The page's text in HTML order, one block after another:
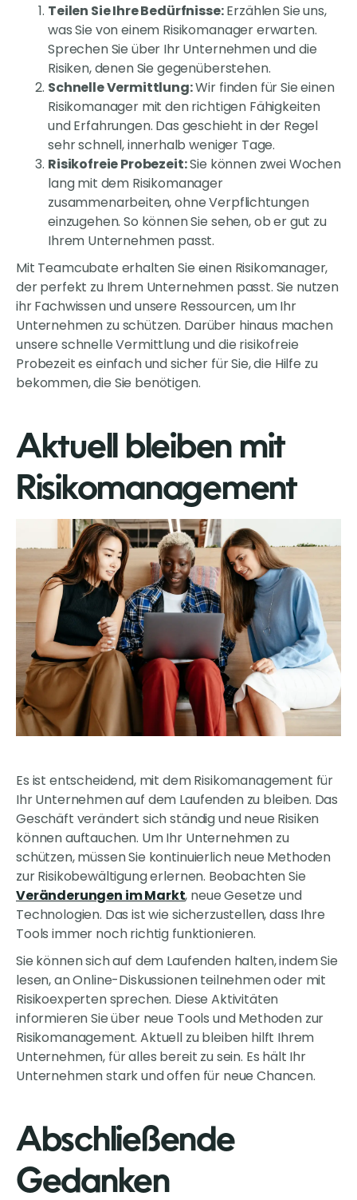
Teilen Sie Ihre Bedürfnisse:Erzählen Sie uns,
was Sie von einem Risikomanager erwarten.
Sprechen Sie über Ihr Unternehmen und die
Risiken, denen Sie gegenüberstehen.
Schnelle Vermittlung:Wir finden für Sie einen
Risikomanager mit den richtigen Fähigkeiten
und Erfahrungen. Das geschieht in der Regel
sehr schnell, innerhalb weniger Tage.
Risikofreie Probezeit:Sie können zwei Wochen
lang mit dem Risikomanager
zusammenarbeiten, ohne Verpflichtungen
einzugehen. So können Sie sehen, ob er gut zu
Ihrem Unternehmen passt.
Mit Teamcubate erhalten Sie einen Risikomanager,
der perfekt zu Ihrem Unternehmen passt. Sie nutzen
ihr Fachwissen und unsere Ressourcen, um Ihr
Unternehmen zu schützen. Darüber hinaus machen
unsere schnelle Vermittlung und die risikofreie
Probezeit es einfach und sicher für Sie, die Hilfe zu
bekommen, die Sie benötigen.
Aktuell bleiben mit
Risikomanagement
Es ist entscheidend, mit dem Risikomanagement für
Ihr Unternehmen auf dem Laufenden zu bleiben. Das
Geschäft verändert sich ständig und neue Risiken
können auftauchen. Um Ihr Unternehmen zu
schützen, müssen Sie kontinuierlich neue Methoden
zur Risikobewältigung erlernen. Beobachten Sie
Veränderungen im Markt, neue Gesetze und
Technologien. Das ist wie sicherzustellen, dass Ihre
Tools immer noch richtig funktionieren.
Sie können sich auf dem Laufenden halten, indem Sie
lesen, an Online-Diskussionen teilnehmen oder mit
Risikoexperten sprechen. Diese Aktivitäten
informieren Sie über neue Tools und Methoden zur
Risikomanagement. Aktuell zu bleiben hilft Ihrem
Unternehmen, für alles bereit zu sein. Es hält Ihr
Unternehmen stark und offen für neue Chancen.
Abschließende
Gedanken